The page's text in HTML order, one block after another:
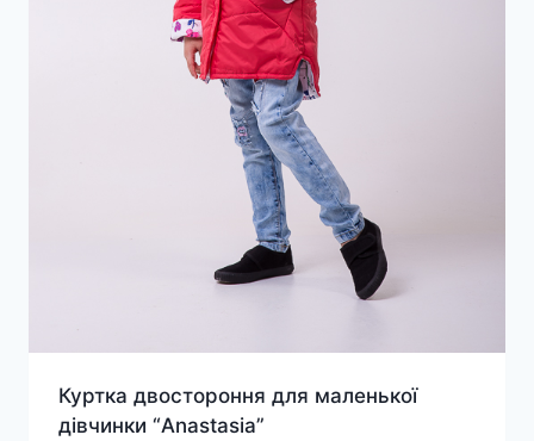
Куртка двостороння для маленької
дівчинки “Anastasia”